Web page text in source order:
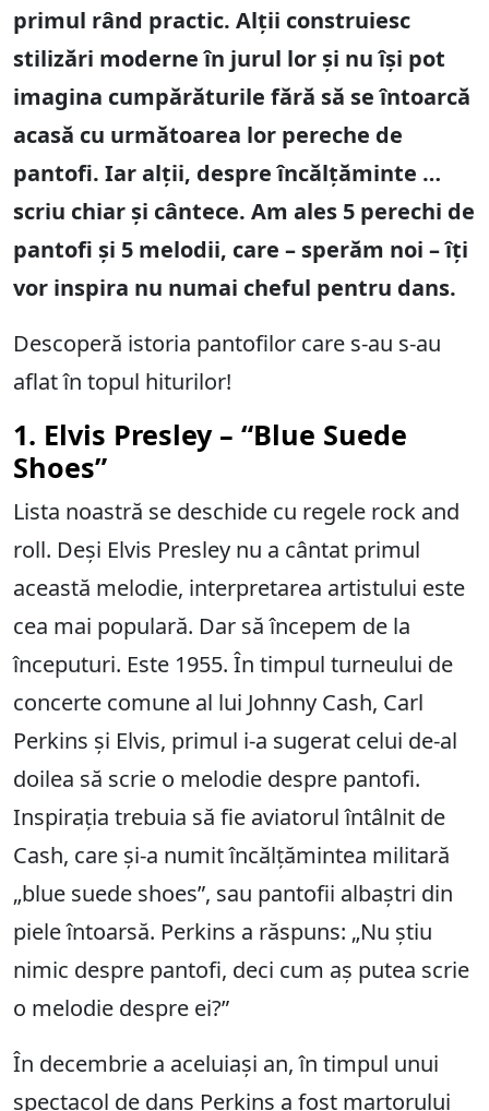
primul rând practic. Alții construiesc
stilizări moderne în jurul lor și nu își pot
imagina cumpărăturile fără să se întoarcă
acasă cu următoarea lor pereche de
pantofi. Iar alții, despre încălțăminte …
scriu chiar și cântece. Am ales 5 perechi de
pantofi și 5 melodii, care – sperăm noi – îți
vor inspira nu numai cheful pentru dans.
Descoperă istoria pantofilor care s-au s-au
aflat în topul hiturilor!
1. Elvis Presley – “Blue Suede
Shoes”
Lista noastră se deschide cu regele rock and
roll. Deși Elvis Presley nu a cântat primul
această melodie, interpretarea artistului este
cea mai populară. Dar să începem de la
începuturi. Este 1955. În timpul turneului de
concerte comune al lui Johnny Cash, Carl
Perkins și Elvis, primul i-a sugerat celui de-al
doilea să scrie o melodie despre pantofi.
Inspirația trebuia să fie aviatorul întâlnit de
Cash, care și-a numit încălțămintea militară
„blue suede shoes”, sau pantofii albaștri din
piele întoarsă. Perkins a răspuns: „Nu știu
nimic despre pantofi, deci cum aș putea scrie
o melodie despre ei?”
În decembrie a aceluiași an, în timpul unui
spectacol de dans Perkins a fost martorului